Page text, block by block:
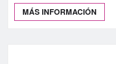
MÁS INFORMACIÓN